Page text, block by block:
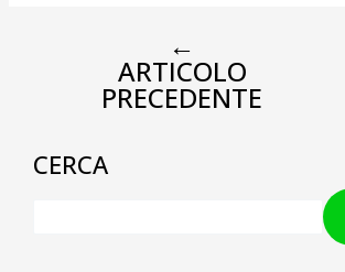
←
ARTICOLO
PRECEDENTE
CERCA